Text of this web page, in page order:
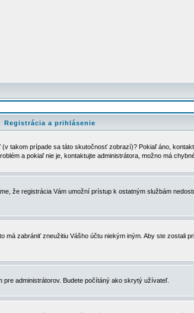
Registrácia a prihlásenie
prípade sa táto skutočnosť zobrazí)? Pokiaľ áno,
a pokiaľ nie je, kontaktujte administrátora, možno má
že registrácia Vám umožní prístup k ostatným službám
má zabrániť zneužitiu Vášho účtu niekým iným. Aby ste zostali
pre administrátorov. Budete počítáný ako skrytý užívateľ.